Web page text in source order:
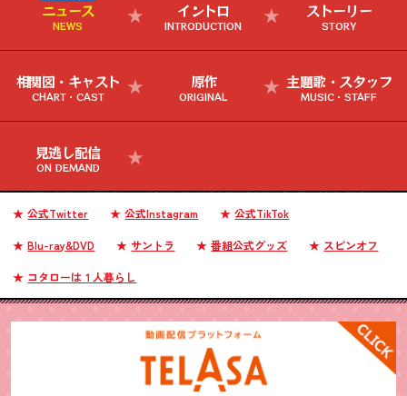
ニュース
NEWS
イントロ
INTRODUCTION
ストーリー
STORY
相関図・キャスト
CHART・CAST
原作
ORIGINAL
主題歌・スタッフ
MUSIC・STAFF
見逃し配信
ON DEMAND
公式Twitter 公式Instagram 公式TikTok
Blu-ray&DVD サントラ 番組公式グッズ スピンオフ
コタローは１人暮らし